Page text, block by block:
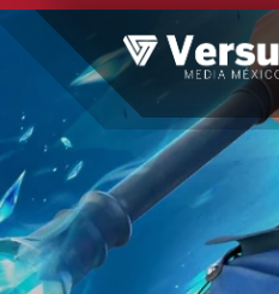
Skip
content